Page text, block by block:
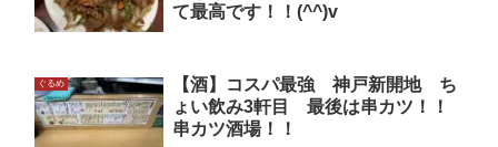
て最高です！！(^^)v
ぐるめ
【酒】コスパ最強 神戸新開地 ち
ょい飲み3軒目 最後は串カツ！！
串カツ酒場！！